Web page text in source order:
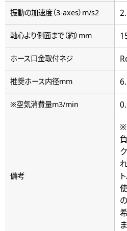
振動の加速度（3-axes）m/s2
軸心より側面まで（約）mm
ホース口金取付ネジ
推奨ホース内径mm
※空気消費量m3/min
備考
※